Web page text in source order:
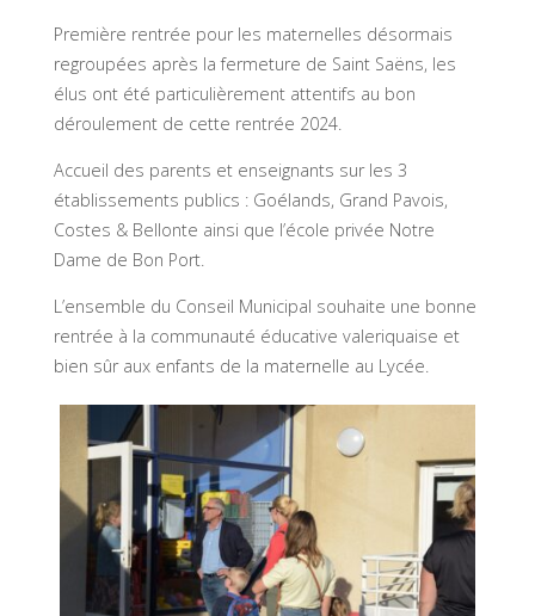
Première rentrée pour les maternelles désormais
regroupées après la fermeture de Saint Saëns, les
élus ont été particulièrement attentifs au bon
déroulement de cette rentrée 2024.
Accueil des parents et enseignants sur les 3
établissements publics : Goélands, Grand Pavois,
Costes & Bellonte ainsi que l’école privée Notre
Dame de Bon Port.
L’ensemble du Conseil Municipal souhaite une bonne
rentrée à la communauté éducative valeriquaise et
bien sûr aux enfants de la maternelle au Lycée.